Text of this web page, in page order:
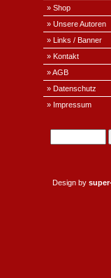
» Shop
» Unsere Autoren
» Links / Banner
» Kontakt
» AGB
» Datenschutz
» Impressum
Design by